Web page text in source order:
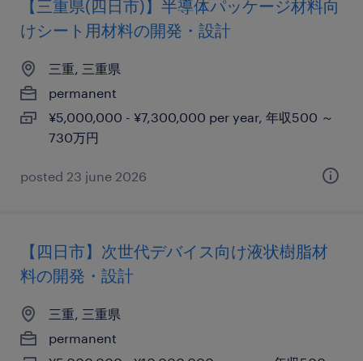
【三重県(四日市)】半導体パッケージ材料向
けシート用材料の開発・設計
三重, 三重県
permanent
¥5,000,000 - ¥7,300,000 per year, 年収500 ～
730万円
posted 23 june 2026
【四日市】次世代デバイス向け液状樹脂材
料の開発・設計
三重, 三重県
permanent